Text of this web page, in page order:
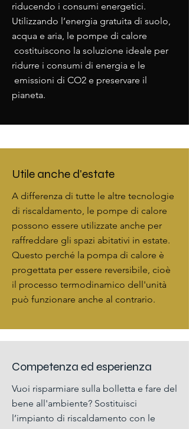
riducendo i consumi energetici.
Utilizzando l’energia gratuita di suolo,
acqua e aria, le pompe di calore
costituiscono la soluzione ideale per
ridurre i consumi di energia e le
emissioni di CO2 e preservare il
pianeta.
Utile anche d'estate
A differenza di tutte le altre tecnologie
di riscaldamento, le pompe di calore
possono essere utilizzate anche per
raffreddare gli spazi abitativi in estate.
Questo perché la pompa di calore è
progettata per essere reversibile, cioè
il processo termodinamico dell'unità
può funzionare anche al contrario.
Competenza ed esperienza
Vuoi risparmiare sulla bolletta e fare del
bene all'ambiente? Sostituisci
l’impianto di riscaldamento con le